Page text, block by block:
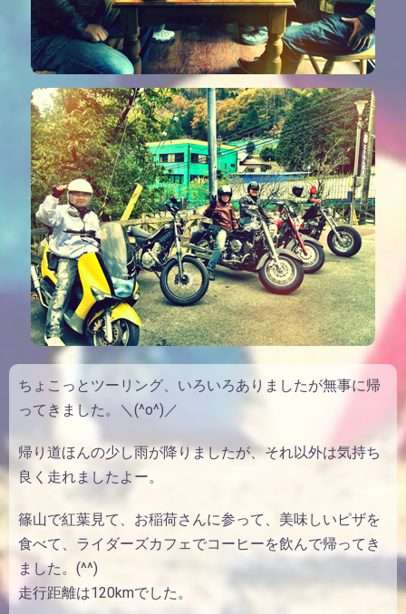
ちょこっとツーリング、いろいろありましたが無事に帰
ってきました。＼(^o^)／
帰り道ほんの少し雨が降りましたが、それ以外は気持ち
良く走れましたよー。
篠山で紅葉見て、お稲荷さんに参って、美味しいピザを
食べて、ライダーズカフェでコーヒーを飲んで帰ってき
ました。(^^)
走行距離は120kmでした。